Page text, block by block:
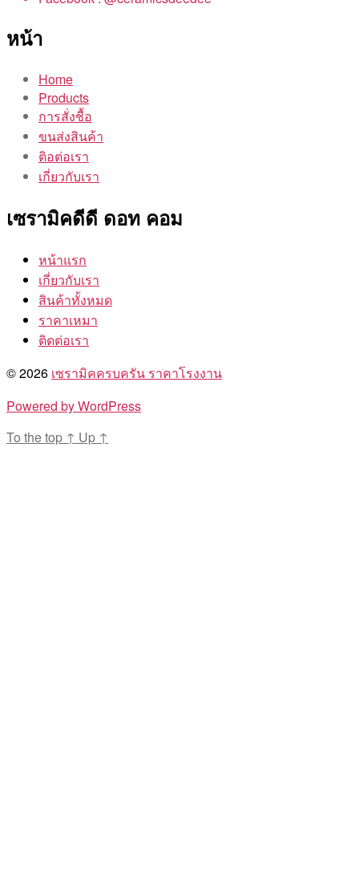
หน้า
Home
Products
การสั่งชื้อ
ขนส่งสินค้า
ติอต่อเรา
เกี่ยวกับเรา
เซรามิคดีดี ดอท คอม
หน้าแรก
เกี่ยวกับเรา
สินค้าทั้งหมด
ราคาเหมา
ติดต่อเรา
© 2026 เซรามิคครบครัน ราคาโรงงาน
Powered by WordPress
To the top ↑ Up ↑